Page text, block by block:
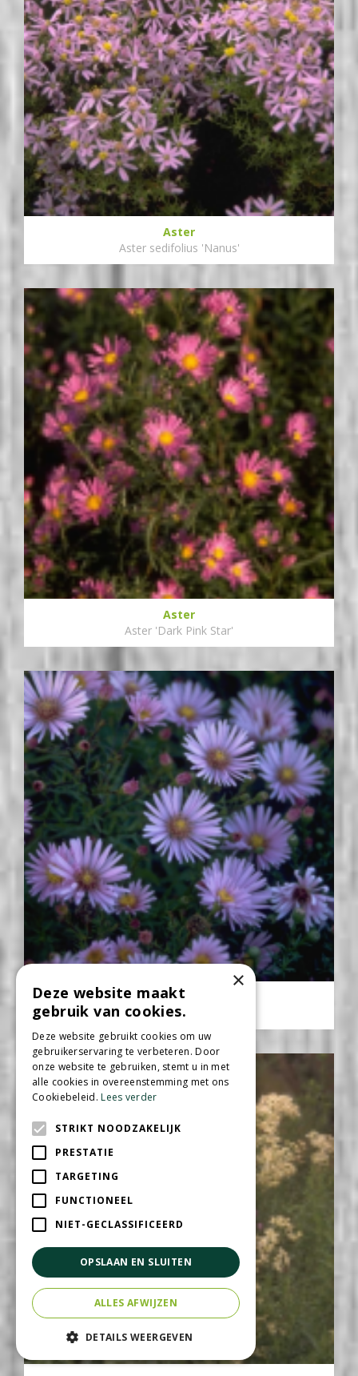
Aster
Aster sedifolius 'Nanus'
Aster
Aster 'Dark Pink Star'
Aster
Aster 'Peter Harrison'
×
Deze website maakt
gebruik van cookies.
Deze website gebruikt cookies om uw
gebruikerservaring te verbeteren. Door
onze website te gebruiken, stemt u in met
alle cookies in overeenstemming met ons
Cookiebeleid.Lees verder
STRIKT NOODZAKELIJK
PRESTATIE
TARGETING
FUNCTIONEEL
NIET-GECLASSIFICEERD
OPSLAAN EN SLUITEN
ALLES AFWIJZEN
DETAILS WEERGEVEN